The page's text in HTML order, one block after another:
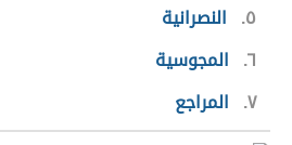
٥
النصرانية
٦ المجوسية
٧ المراجع